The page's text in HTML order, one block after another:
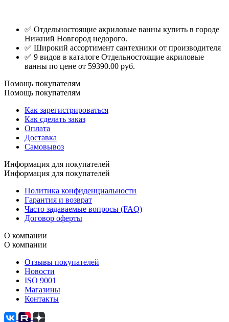
✅ Отдельностоящие акриловые ванны купить в городе
Нижний Новгород недорого.
✅ Широкий ассортимент сантехники от производителя
✅ 9 видов в каталоге Отдельностоящие акриловые
ванны по цене от 59390.00 руб.
Помощь покупателям
Помощь покупателям
Как зарегистрироваться
Как сделать заказ
Оплата
Доставка
Самовывоз
Информация для покупателей
Информация для покупателей
Политика конфиденциальности
Гарантия и возврат
Часто задаваемые вопросы (FAQ)
Договор оферты
О компании
О компании
Отзывы покупателей
Новости
ISO 9001
Магазины
Контакты